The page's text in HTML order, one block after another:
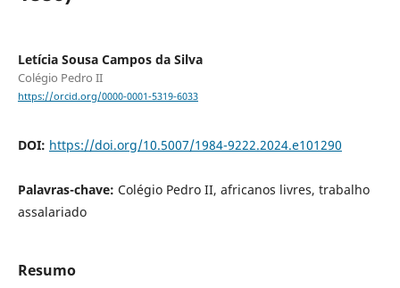
Letícia Sousa Campos da Silva
Colégio Pedro II
https://orcid.org/0000-0001-5319-6033
DOI: https://doi.org/10.5007/1984-9222.2024.e101290
Palavras-chave: Colégio Pedro II, africanos livres, trabalho
assalariado
Resumo